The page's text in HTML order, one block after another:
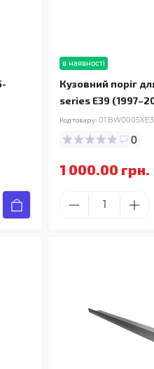
в наявності
Кузовний поріг
series E39
Код товару:
0
1 000.00 грн.